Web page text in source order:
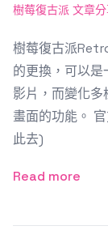
樹莓復古派 文章
樹莓復古派
的更換，可以
影片，而變化
畫面的功能。
此去)
Read more